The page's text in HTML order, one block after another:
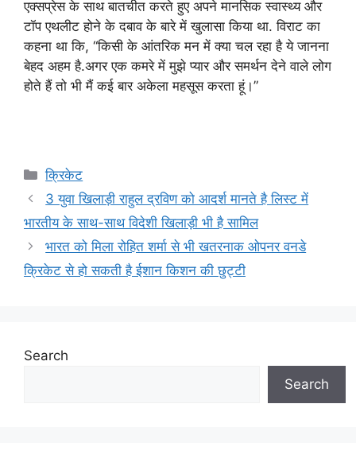
एक्सप्रेस के साथ बातचीत करते हुए अपने मानसिक स्वास्थ्य और
टॉप एथलीट होने के दबाव के बारे में खुलासा किया था. विराट का
कहना था कि, “किसी के आंतरिक मन में क्या चल रहा है ये जानना
बेहद अहम है.अगर एक कमरे में मुझे प्यार और समर्थन देने वाले लोग
होते हैं तो भी मैं कई बार अकेला महसूस करता हूं।”
Categories
क्रिकेट
3 युवा खिलाड़ी राहुल द्रविण को आदर्श मानते है लिस्ट में
भारतीय के साथ-साथ विदेशी खिलाड़ी भी है सामिल
भारत को मिला रोहित शर्मा से भी खतरनाक ओपनर वनडे
क्रिकेट से हो सकती है ईशान किशन की छुट्टी
Search
Search